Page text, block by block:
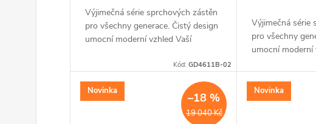
Výjimečná série sprchových zástěn
pro všechny generace. Čistý design
umocní moderní vzhled Vaší
Rozměr: 110x90 cm • Šířka: 1100
mm • Výška: 2000 mm •...
Kód:GD4611B-02
Výjimečná série
pro všechny
umocní moderní
koupelny.
mm • Výška:
Novinka
19 040 Kč
–18 % Novinka